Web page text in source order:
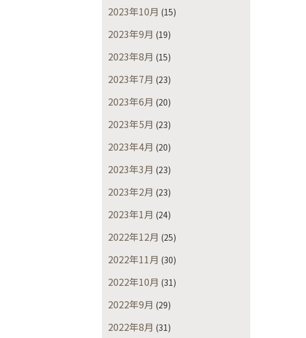
2023年10月 (15)
2023年9月 (19)
2023年8月 (15)
2023年7月 (23)
2023年6月 (20)
2023年5月 (23)
2023年4月 (20)
2023年3月 (23)
2023年2月 (23)
2023年1月 (24)
2022年12月 (25)
2022年11月 (30)
2022年10月 (31)
2022年9月 (29)
2022年8月 (31)